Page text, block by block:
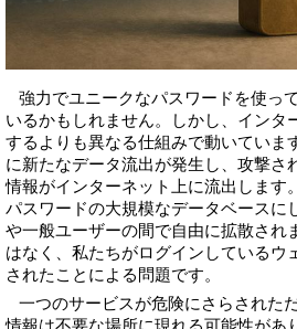
強力でユニークなパスワードを使っ
いるかもしれません。しかし、インタ
するよりも異なる仕組みで動いていま
に新たなデータ流出が発生し、攻撃さ
情報がインターネット上に流出します
パスワードの大規模なデータベースに
や一般ユーザーの間で自由に拡散され
はなく、私たちがログインしているウ
されたことによる問題です。
一つのサービスが危険にさらされた